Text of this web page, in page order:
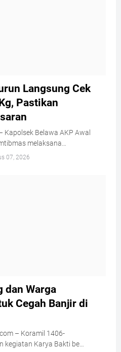
Langsung Cek
Pastikan
Kapolsek Belawa AKP Awal
melaksana…
07, 2026
dan Warga
Cegah Banjir di
– Koramil 1406-
Karya Bakti be…